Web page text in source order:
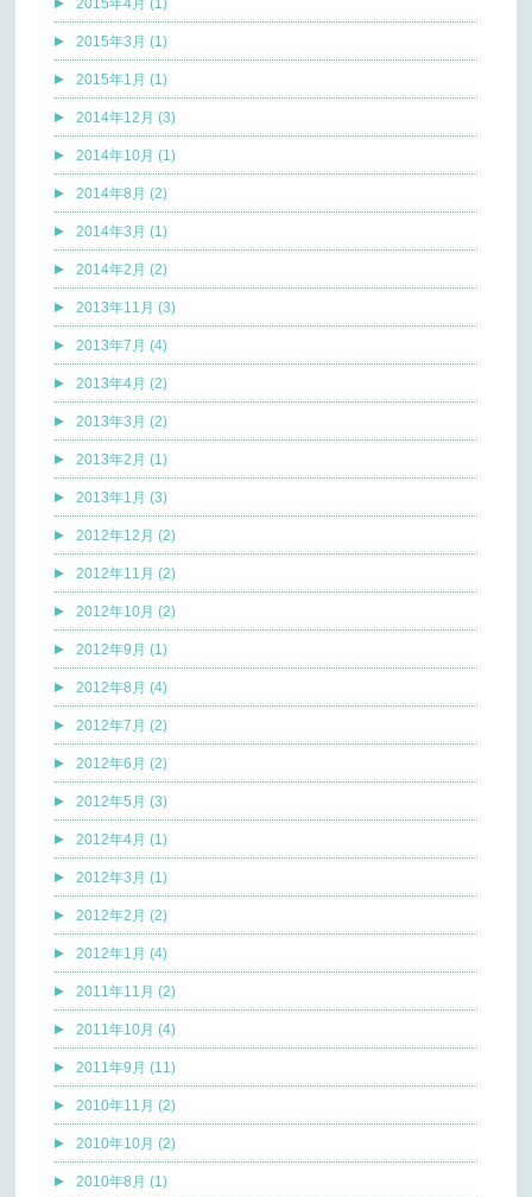
2015年4月 (1)
2015年3月 (1)
2015年1月 (1)
2014年12月 (3)
2014年10月 (1)
2014年8月 (2)
2014年3月 (1)
2014年2月 (2)
2013年11月 (3)
2013年7月 (4)
2013年4月 (2)
2013年3月 (2)
2013年2月 (1)
2013年1月 (3)
2012年12月 (2)
2012年11月 (2)
2012年10月 (2)
2012年9月 (1)
2012年8月 (4)
2012年7月 (2)
2012年6月 (2)
2012年5月 (3)
2012年4月 (1)
2012年3月 (1)
2012年2月 (2)
2012年1月 (4)
2011年11月 (2)
2011年10月 (4)
2011年9月 (11)
2010年11月 (2)
2010年10月 (2)
2010年8月 (1)